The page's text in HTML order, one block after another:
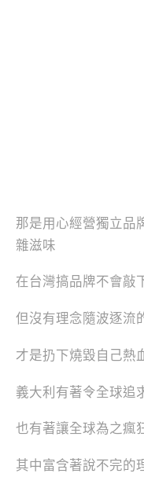
那是用心經營獨立品
雜滋味
在台灣搞品牌不會敲
但沒有理念隨波逐流
才是扔下燒毀自己熱
義大利有著令全球追
也有著讓全球為之瘋
其中富含著說不完的